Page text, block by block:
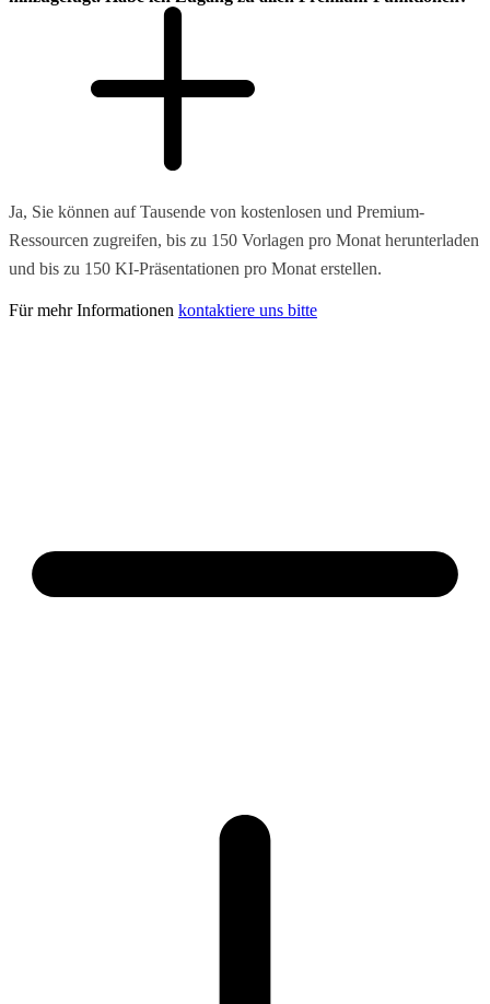
Ja, Sie können auf Tausende von kostenlosen und Premium-
Ressourcen zugreifen, bis zu 150 Vorlagen pro Monat herunterladen
und bis zu 150 KI-Präsentationen pro Monat erstellen.
Für mehr Informationen kontaktiere uns bitte